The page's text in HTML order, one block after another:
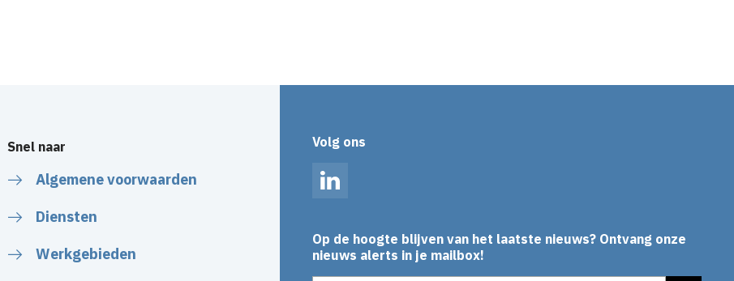
Snel naar
Algemene voorwaarden
Diensten
Werkgebieden
Volg ons
LinkedIn
Op de hoogte blijven van het laatste nieuws? Ontvang onze
nieuws alerts in je mailbox!